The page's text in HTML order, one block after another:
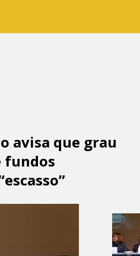
avisa que grau
fundos